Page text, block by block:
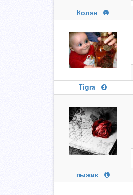
Колян
Tigra
пыжик